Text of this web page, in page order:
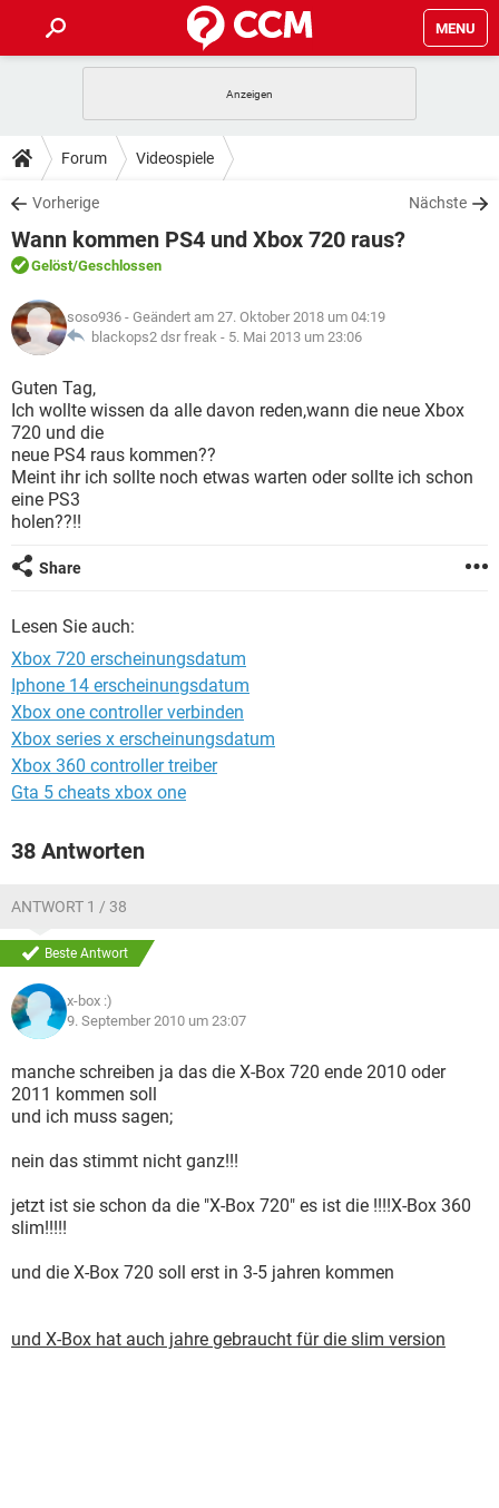
MENU
ANDROID
WINDOWS 10
WHATSAPP TIKTOK
FACEBOOK
TIPPS & TRICKS
SPIELE
WINDOWS 10
WHATSAPP
FACEBOOK HARDWARE
DOWNLOADS
SPIELE STREAMING
ANDROID
WINDOWS 10 INSTAGRAM
WHATSAPP
FACEBOOK
FORUM
SPIELE
ANDROID IOS
WHATSAPP TIKTOK
FACEBOOK
LEXIKON
SPIELE
ANDROID
WINDOWS 10
WHATSAPP TIKTOK
FACEBOOK
Forum Videospiele
Vorherige Nächste
Wann kommen PS4 und Xbox 720 raus?
Gelöst/Geschlossen
soso936 - Geändert am 27. Oktober 2018 um 04:19
blackops2 dsr freak - 5. Mai 2013 um 23:06
Guten Tag,
Ich wollte wissen da alle davon reden,wann die neue Xbox
720 und die
neue PS4 raus kommen??
Meint ihr ich sollte noch etwas warten oder sollte ich schon
eine PS3
holen??!!
Share
Lesen Sie auch:
Xbox 720 erscheinungsdatum
Iphone 14 erscheinungsdatum
Xbox one controller verbinden
Xbox series x erscheinungsdatum
Xbox 360 controller treiber
Gta 5 cheats xbox one
38 Antworten
ANTWORT 1 / 38
Beste Antwort
x-box :)
9. September 2010 um 23:07
manche schreiben ja das die X-Box 720 ende 2010 oder
2011 kommen soll
und ich muss sagen;
nein das stimmt nicht ganz!!!
jetzt ist sie schon da die "X-Box 720" es ist die !!!!X-Box 360
slim!!!!!
und die X-Box 720 soll erst in 3-5 jahren kommen
und X-Box hat auch jahre gebraucht für die slim version